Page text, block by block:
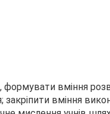
вміння
закріпити вміння